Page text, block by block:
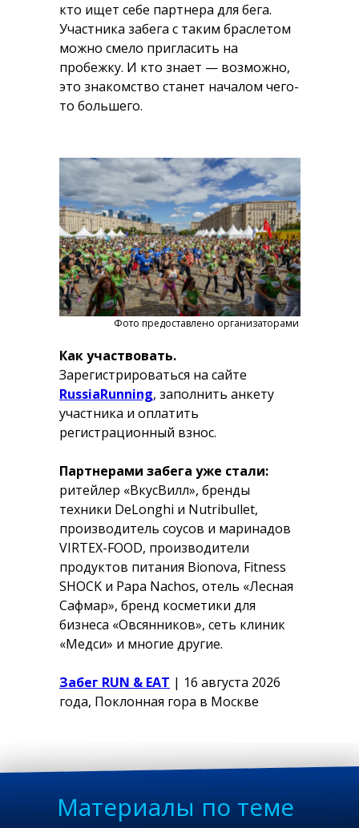
кто ищет себе партнера для бега.
Участника забега с таким браслетом
можно смело пригласить на
пробежку. И кто знает — возможно,
это знакомство станет началом чего-
то большего.
Фото предоставлено организаторами
Как участвовать.
Зарегистрироваться на сайте
RussiaRunning, заполнить анкету
участника и оплатить
регистрационный взнос.
Партнерами забега уже стали:
ритейлер «ВкусВилл», бренды
техники DeLonghi и Nutribullet,
производитель соусов и маринадов
VIRTEX-FOOD, производители
продуктов питания Bionova, Fitness
SHOCK и Papa Nachos, отель «Лесная
Сафмар», бренд косметики для
бизнеса «Овсянников», сеть клиник
«Медси» и многие другие.
Забег RUN & EAT | 16 августа 2026
года, Поклонная гора в Москве
Материалы по теме